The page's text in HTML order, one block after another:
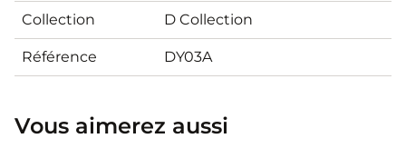
Collection D Collection
Référence DY03A
Vous aimerez aussi